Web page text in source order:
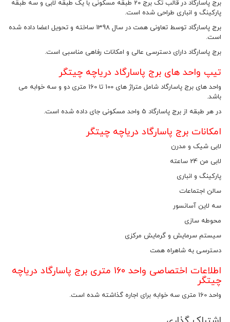
برج پاسارگاد در قالب تک برج 20 طبقه مسکونی با یک طبقه لابی و سه طبقه
پارکینگ و انباری طراحی شده است.
برج پاسارگاد توسط تعاونی همت در سال 1398 ساخته و تحویل اعضا داده شده
است.
برج پاسارگاد دارای دسترسی عالی و امکانات رفاهی مناسبی است.
تیپ واحد های برج پاسارگاد دریاچه چیتگر
واحد های برج پاسارگاد شامل متراژ های 100 تا 160 متری دو و سه خوابه می
باشد.
در هر طبقه از برج پاسارگاد 5 واحد مسکونی جای داده شده است.
امکانات برج پاسارگاد دریاچه چیتگر
لابی شیک و مدرن
لابی من 24 ساعته
پارکینگ و انباری
سالن اجتماعات
سه لاین آسانسور
محوطه سازی
سیستم سرمایش و گرمایش مرکزی
دسترسی به شاهراه همت
اطلاعات اختصاصی واحد 160 متری برج پاسارگاد دریاچه
چیتگر
واحد 160 متری سه خوابه برای اجاره گذاشته شده است.